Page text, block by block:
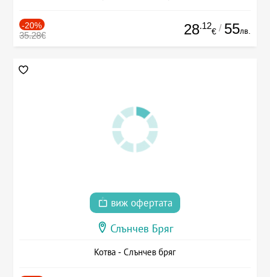
-20%
35.28€ 28.12
€ / 55лв.
виж офертата
Слънчев Бряг
Котва - Слънчев бряг